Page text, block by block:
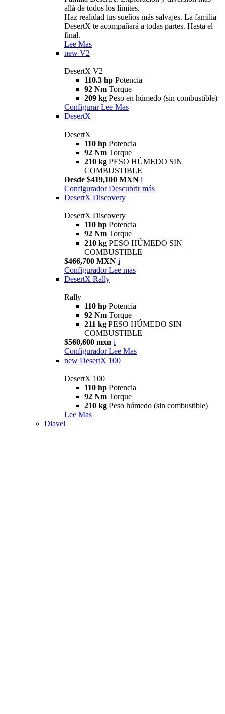
allá de todos los límites.
Haz realidad tus sueños más salvajes. La familia
DesertX te acompañará a todas partes. Hasta el
final.
Lee Mas
new V2
DesertX V2
110.3 hp Potencia
92 Nm Torque
209 kg Peso en húmedo (sin combustible)
Configurar Lee Mas
DesertX
DesertX
110 hp Potencia
92 Nm Torque
210 kg PESO HÚMEDO SIN
COMBUSTIBLE
Desde $419,100 MXN i
Configurador Descubrir más
DesertX Discovery
DesertX Discovery
110 hp Potencia
92 Nm Torque
210 kg PESO HÚMEDO SIN
COMBUSTIBLE
$466,700 MXN i
Configurador Lee mas
DesertX Rally
Rally
110 hp Potencia
92 Nm Torque
211 kg PESO HÚMEDO SIN
COMBUSTIBLE
$560,600 mxn i
Configurador Lee Mas
new DesertX 100
DesertX 100
110 hp Potencia
92 Nm Torque
210 kg Peso húmedo (sin combustible)
Lee Mas
Diavel